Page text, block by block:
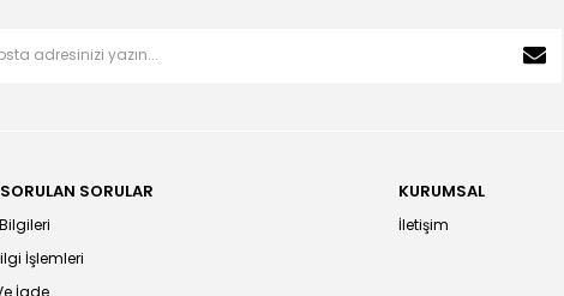
SORULAR
İşlemleri
İade
KURUMSAL
İletişim